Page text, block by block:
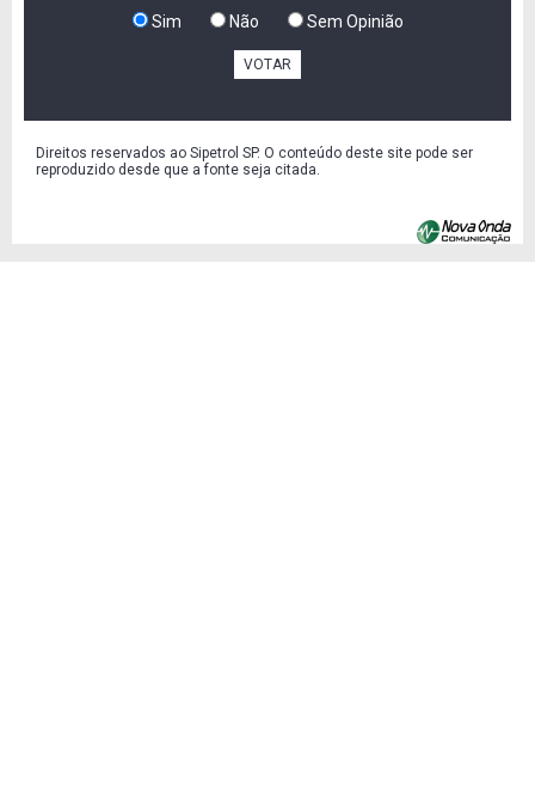
Sim Não Sem Opinião
VOTAR
Direitos reservados ao Sipetrol SP. O conteúdo deste site pode ser
reproduzido desde que a fonte seja citada.